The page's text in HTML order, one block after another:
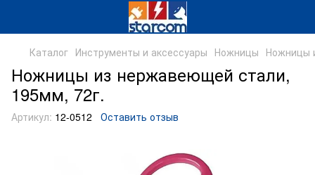
Каталог Инструменты и аксессуары Ножницы Ножницы
Ножницы из нержавеющей стали,
195мм, 72г.
Артикул: 12-0512 Оставить отзыв